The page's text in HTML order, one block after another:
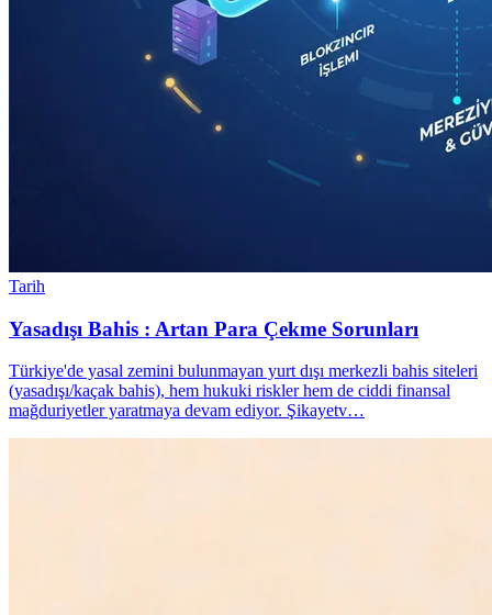
Tarih
Yasadışı Bahis : Artan Para Çekme Sorunları
Türkiye'de yasal zemini bulunmayan yurt dışı merkezli bahis siteleri
(yasadışı/kaçak bahis), hem hukuki riskler hem de ciddi finansal
mağduriyetler yaratmaya devam ediyor. Şikayetv…